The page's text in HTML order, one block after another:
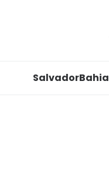
SalvadorBahia